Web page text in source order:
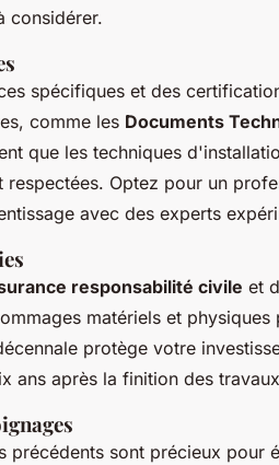
considérer.
spécifiques et des
comme les Documents
que les techniques
Optez pour un
avec des experts
responsabilité civile et
matériels et physiques
protège votre
ans après la finition des
précédents sont précieux pour